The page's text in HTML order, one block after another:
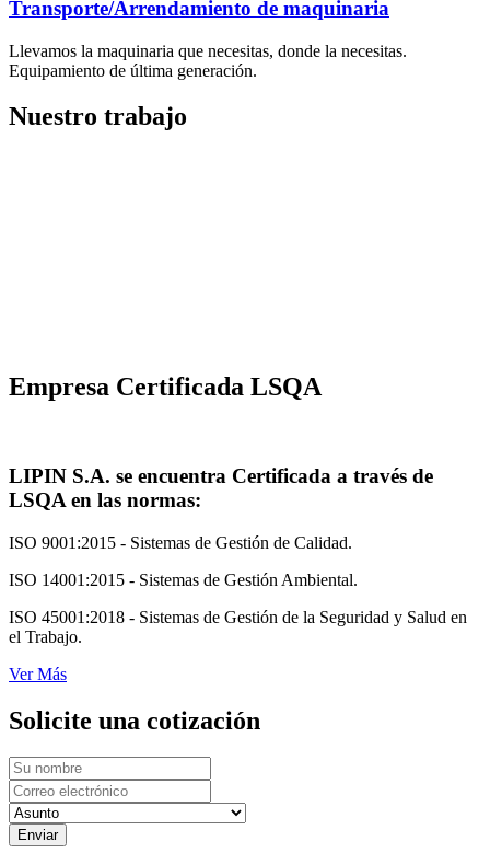
Transporte/Arrendamiento de maquinaria
Llevamos la maquinaria que necesitas, donde la necesitas.
Equipamiento de última generación.
Nuestro trabajo
Empresa Certificada LSQA
LIPIN S.A. se encuentra Certificada a través de
LSQA en las normas:
ISO 9001:2015 - Sistemas de Gestión de Calidad.
ISO 14001:2015 - Sistemas de Gestión Ambiental.
ISO 45001:2018 - Sistemas de Gestión de la Seguridad y Salud en
el Trabajo.
Ver Más
Solicite una cotización
Enviar